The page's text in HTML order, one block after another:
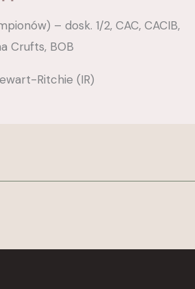
– dosk. 1/2, CAC, CACIB,
Crufts, BOB
Ritchie (IR)